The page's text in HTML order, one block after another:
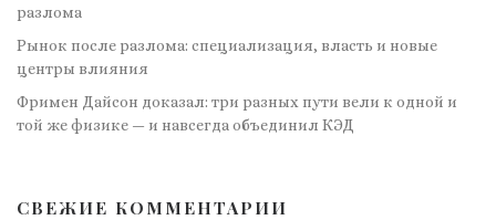
разлома
Рынок после разлома: специализация, власть и новые
центры влияния
Фримен Дайсон доказал: три разных пути вели к одной и
той же физике — и навсегда объединил КЭД
СВЕЖИЕ КОММЕНТАРИИ